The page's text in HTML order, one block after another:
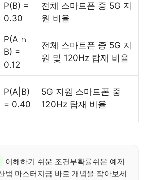
P(B) =
0.30
전체 스마트폰 중 5G 지
원 비율
P(A ∩
B) =
0.12
전체 스마트폰 중 5G 지
원 및 120Hz 탑재 비율
P(A|B)
= 0.40
5G 지원 스마트폰 중
120Hz 탑재 비율
이해하기 쉬운 조건부확률쉬운 예제
법 마스터지금 바로 개념을 잡아보세